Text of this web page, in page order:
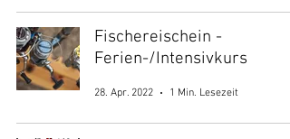
Fischereischein -
Ferien-/Intensivkurs
28. Apr. 2022 1 Min. Lesezeit